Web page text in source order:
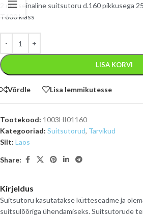
2 mm seinaline suitsutoru d.160 pikkusega
T600 klass
LISA KORVI
Võrdle Lisa lemmikutesse
Tootekood: 1003HI01160
Kategooriad: Suitsutorud, Tarvikud
Silt: Laos
Share:
Kirjeldus
Suitsutoru kasutatakse kütteseadme ja
suitsulõõriga ühendamiseks. Suitsutorude